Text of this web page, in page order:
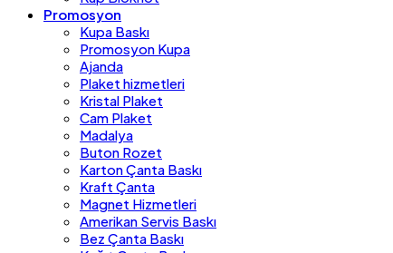
Promosyon
Kupa Baskı
Promosyon Kupa
Ajanda
Plaket hizmetleri
Kristal Plaket
Cam Plaket
Madalya
Buton Rozet
Karton Çanta Baskı
Kraft Çanta
Magnet Hizmetleri
Amerikan Servis Baskı
Bez Çanta Baskı